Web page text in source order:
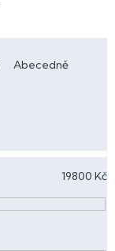
Abecedně
19800 Kč